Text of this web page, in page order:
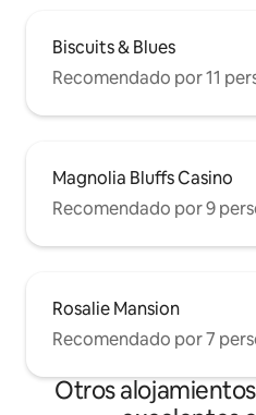
Biscuits & Blues
Recomendado por 11
Magnolia Bluffs Casino
Recomendado por 9
Rosalie Mansion
Recomendado por 7
Otros